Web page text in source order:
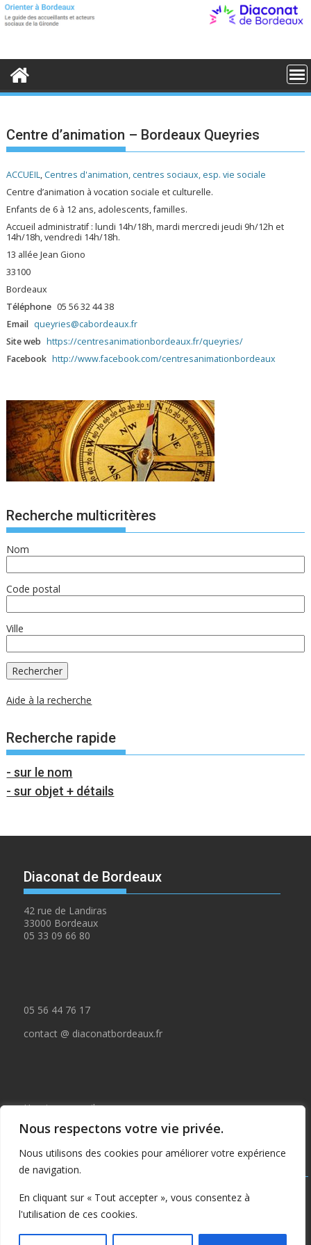
Nous respectons votre vie privée.
Nous utilisons des cookies pour améliorer votre expérience
de navigation.
En cliquant sur « Tout accepter », vous consentez à
l'utilisation de ces cookies.
S
t
o
Centre d’animation – Bordeaux Queyries
ACCUEIL,Centres d'animation, centres sociaux, esp. vie sociale
Centre d’animation à vocation sociale et culturelle.
Enfants de 6 à 12 ans, adolescents, familles.
Accueil administratif : lundi 14h/18h, mardi mercredi jeudi 9h/12h et
14h/18h, vendredi 14h/18h.
13 allée Jean Giono
33100
Bordeaux
Téléphone 05 56 32 44 38
Email queyries@cabordeaux.fr
Site web https://centresanimationbordeaux.fr/queyries/
Facebook http://www.facebook.com/centresanimationbordeaux
Recherche multicritères
Nom
Code postal
Ville
Aide à la recherche
Recherche rapide
- sur le nom
- sur objet + détails
Diaconat de Bordeaux
42 rue de Landiras
33000 Bordeaux
05 33 09 66 80
05 56 44 76 17
contact @ diaconatbordeaux.fr
Horaires accueil :
du lundi au jeudi de 09:00 à 12:30
et de 14:00 à 17:00
Tous droits réservés © depuis 2015 : Il est interdit de copier ou
publier tout ou partie de ce contenu sans autorisation préalable
écrite du Diaconat